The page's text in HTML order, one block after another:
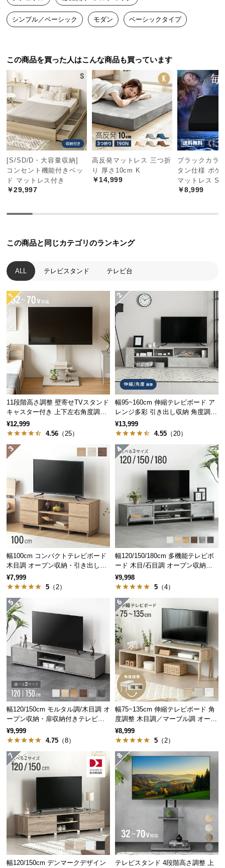
つ
い
開
設
サ
ー
ビ
ス
に
つ
い
て
路
つ
て
品・
ャ
ン
セ
ル
に
つ
て
い
て
会
員
規
約
に
い
て
ー
ト
お
ロ
シンプル／ベーシック モダン ベーシックタイプ
この商品を買った人はこんな商品も買っています
[S/SD/D・大容量収納]
コンセント機能付きベッ
ド マットレス付き
￥29,997
高反発マットレス 三つ折
り 厚さ10cm K
￥14,999
ブラックカラ
タン仕様 ポケ
マットレス S
￥8,999
この商品と同じカテゴリのランキング
ALL テレビスタンド テレビ台
11段階高さ調整 壁寄せTVスタンド
キャスター付き 上下左右角度調節
機能
¥12,999
4.56 （25）
幅95~160cm 伸縮テレビボード ア
レンジ多彩 引き出し収納 角度調節
可能 モルタル調/木目調
¥13,999
4.55 （20）
幅100cm コンパクトテレビボード
木目調 オープン収納・引き出し収
納付き
¥7,999
5 （2）
幅120/150/180cm 多機能テレビボ
ード 木目/石目調 オープン収納・
引き出し収納付き
¥9,998
5 （4）
幅120/150cm モルタル調/木目調 オ
ープン収納・扉収納付きテレビボ
ード
¥9,999
4.75 （8）
幅75~135cm 伸縮テレビボード 角
度調整 木目調／マーブル調 オープ
ン収納付き コンパクト
¥8,999
5 （2）
幅120/150cm デンマークデザイン
テレビスタンド 4段階高さ調整 上